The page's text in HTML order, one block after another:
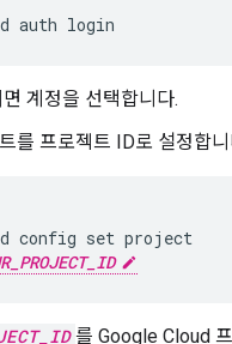
auth login
계정을 선택합니다.
를 프로젝트 ID로 설정합니
config set project
를 Google Cloud